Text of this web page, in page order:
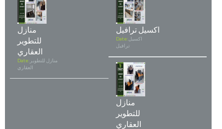
منازل
للتطوير
العقاري
Date: منازل للتطوير
العقاري
اكسيل ترافيل
Date: اكسيل
ترافيل
منازل
للتطوير
العقاري